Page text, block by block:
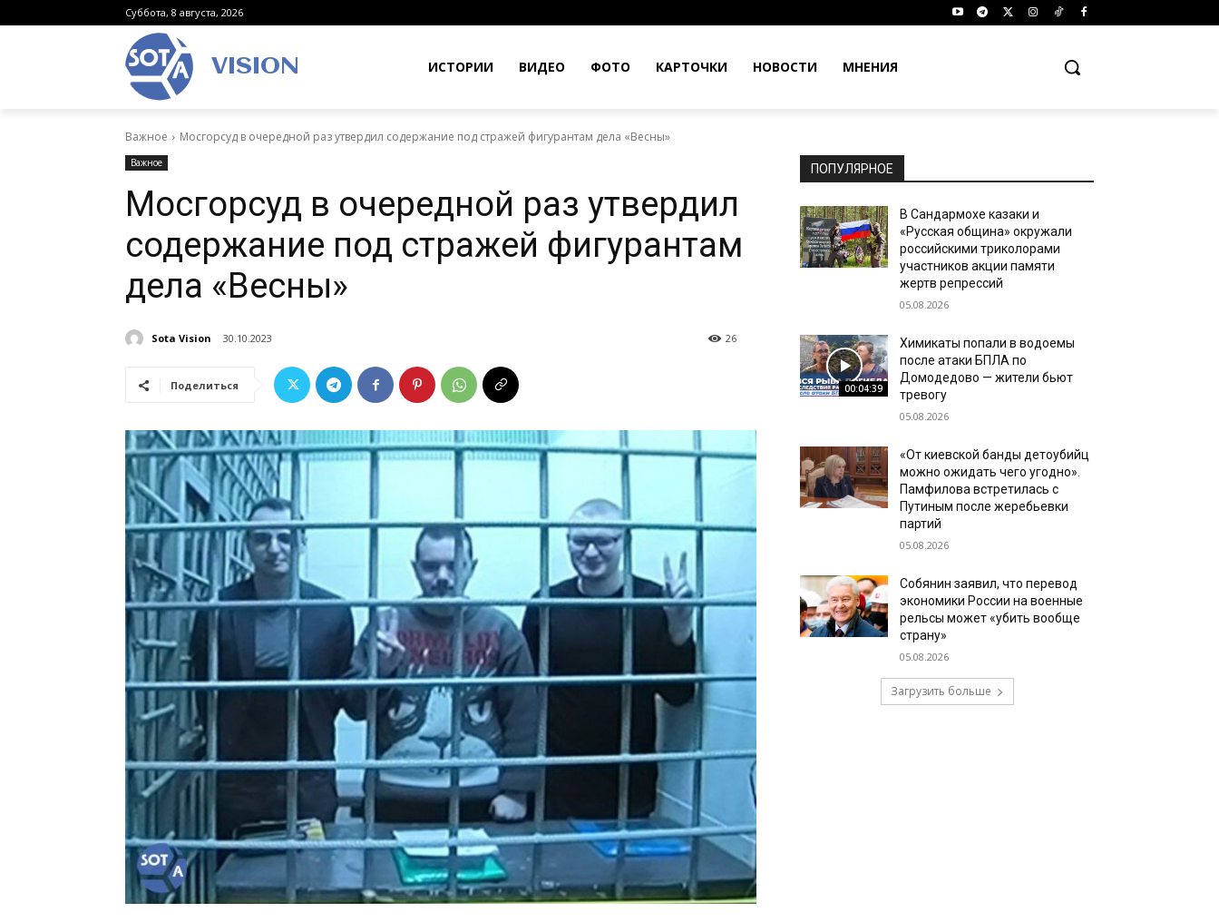
Суббота, 8 августа, 2026
VISION ИСТОРИИ ВИДЕО ФОТО КАРТОЧКИ НОВОСТИ МНЕНИЯ
Важное Мосгорсуд в очередной раз утвердил содержание под стражей фигурантам дела «Весны»
Важное
Мосгорсуд в очередной раз утвердил
содержание под стражей фигурантам
дела «Весны»
Sota Vision 30.10.2023 26
Поделиться
ПОПУЛЯРНОЕ
В Сандармохе казаки и
«Русская община» окружали
российскими триколорами
участников акции памяти
жертв репрессий
05.08.2026
00:04:39
Химикаты попали в водоемы
после атаки БПЛА по
Домодедово — жители бьют
тревогу
05.08.2026
«От киевской банды детоубийц
можно ожидать чего угодно».
Памфилова встретилась с
Путиным после жеребьевки
партий
05.08.2026
Собянин заявил, что перевод
экономики России на военные
рельсы может «убить вообще
страну»
05.08.2026
Загрузить больше